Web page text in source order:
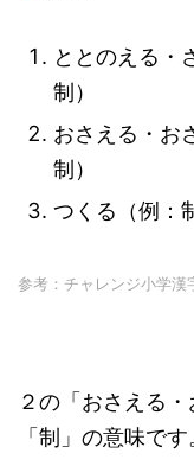
ととのえる・
制）
おさえる・お
制）
つくる（例：
参考：チャレンジ小学漢
２の「おさえる
「制」の意味です